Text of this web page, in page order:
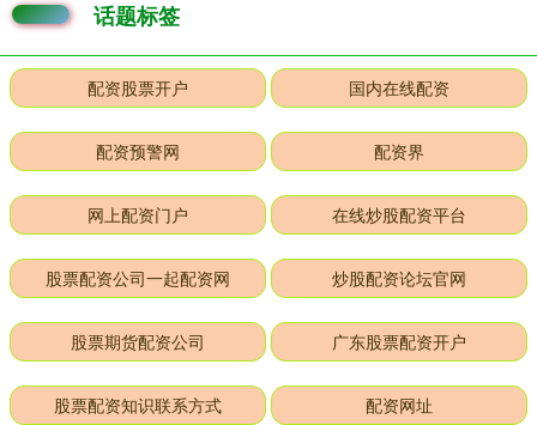
话题标签
配资股票开户 国内在线配资
配资预警网 配资界
网上配资门户 在线炒股配资平台
股票配资公司一起配资网 炒股配资论坛官网
股票期货配资公司 广东股票配资开户
股票配资知识联系方式 配资网址